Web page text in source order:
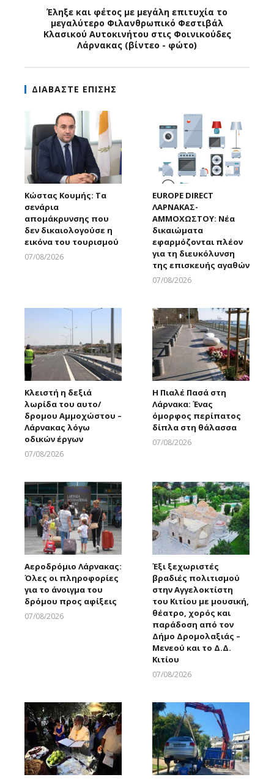
Έληξε και φέτος με μεγάλη επιτυχία το
μεγαλύτερο Φιλανθρωπικό Φεστιβάλ
Κλασικού Αυτοκινήτου στις Φοινικούδες
Λάρνακας (βίντεο - φώτο)
ΔΙΑΒΑΣΤΕ ΕΠΙΣΗΣ
Κώστας Κουμής: Τα
σενάρια
απομάκρυνσης που
δεν δικαιολογούσε η
εικόνα του τουρισμού
07/08/2026
EUROPE DIRECT
ΛΑΡΝΑΚΑΣ-
ΑΜΜΟΧΩΣΤΟΥ: Νέα
δικαιώματα
εφαρμόζονται πλέον
για τη διευκόλυνση
της επισκευής αγαθών
07/08/2026
Κλειστή η δεξιά
λωρίδα του αυτο/
δρομου Αμμοχώστου –
Λάρνακας λόγω
οδικών έργων
07/08/2026
Η Πιαλέ Πασά στη
Λάρνακα: Ένας
όμορφος περίπατος
δίπλα στη θάλασσα
07/08/2026
Αεροδρόμιο Λάρνακας:
Όλες οι πληροφορίες
για το άνοιγμα του
δρόμου προς αφίξεις
07/08/2026
Έξι ξεχωριστές
βραδιές πολιτισμού
στην Αγγελοκτίστη
του Κιτίου με μουσική,
θέατρο, χορός και
παράδοση από τον
Δήμο Δρομολαξιάς –
Μενεού και το Δ.Δ.
Κιτίου
07/08/2026